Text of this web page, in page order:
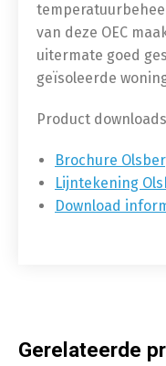
van deze OEC
uitermate goed
geïsoleerde
Product downloads
Brochure
Lijntekening
Download
Gerelateerde